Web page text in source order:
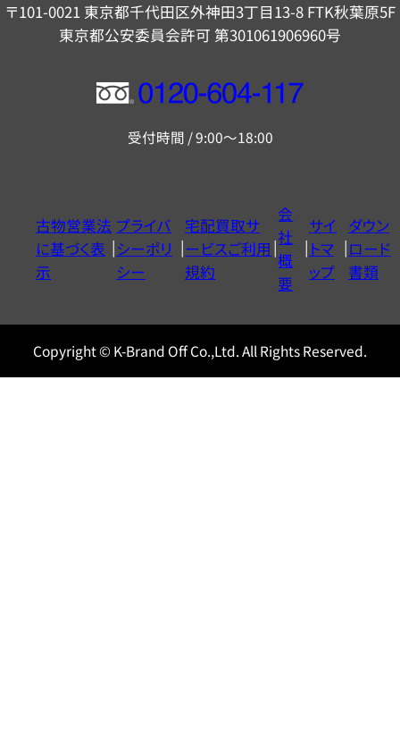
〒101-0021 東京都千代田区外神田3丁目13-8 FTK秋葉原5F
東京都公安委員会許可 第301061906960号
フ
ー
ヤ
ル
0120604117
受付時間 / 9:00～18:00
古物営業法
に基づく表
示
プライバ
シーポリ
シー
宅配買取サ
ービスご利用
規約
会
社
概
要
サイ
トマ
ップ
ダウン
ロード
書類
Copyright © K-Brand Off Co.,Ltd. All Rights Reserved.